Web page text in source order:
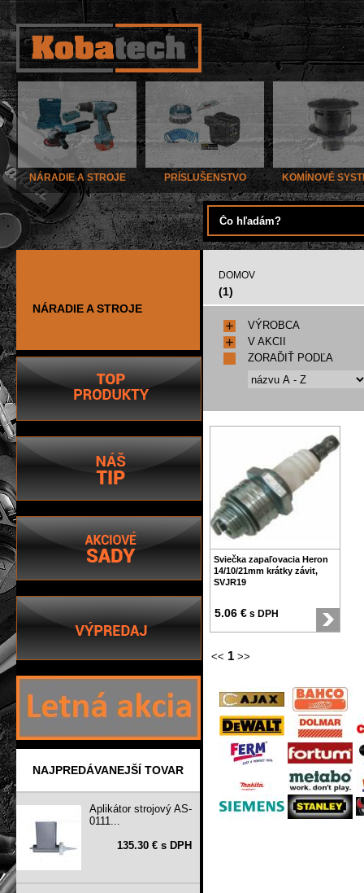
NÁRADIE A STROJE PRÍSLUŠENSTVO KOMÍNOVÉ
NÁRADIE A STROJE
NAJPREDÁVANEJŠÍ TOVAR
Aplikátor strojový AS-
0111...
135.30 € s DPH
DOMOV
(1)
VÝROBCA
V AKCII
ZORAĎIŤ PODĽA
Sviečka zapaľovacia Heron
14/10/21mm krátky závit,
SVJR19
5.06 € s DPH
<< 1 >>